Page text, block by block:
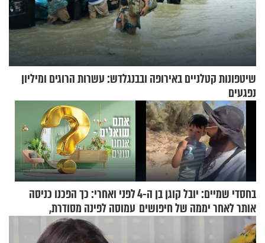
שיטפונות קטלניים באירופה ובבנגלדש: עשרות הרוגים ומיליון
נפגעים
בחסדי שמיים: יובל קוגן בן ה-4
אותר לאחר יממה של חיפושים
לפני ואחרי: כך הפכנו כניסה
עמוסה לפינה מסודרת,
שימושית ומזמינה